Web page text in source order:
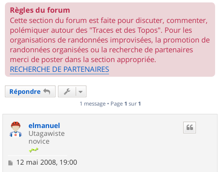
Règles du forum
Cette section du forum est faite pour discuter, commenter,
polémiquer autour des "Traces et des Topos". Pour les
organisations de randonnées improvisées, la promotion de
randonnées organisées ou la recherche de partenaires
merci de poster dans la section appropriée.
RECHERCHE DE PARTENAIRES
Répondre
1 message • Page 1 sur 1
elmanuel
Utagawiste
novice
M12 mai 2008, 19:00